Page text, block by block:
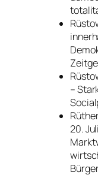
–
20.